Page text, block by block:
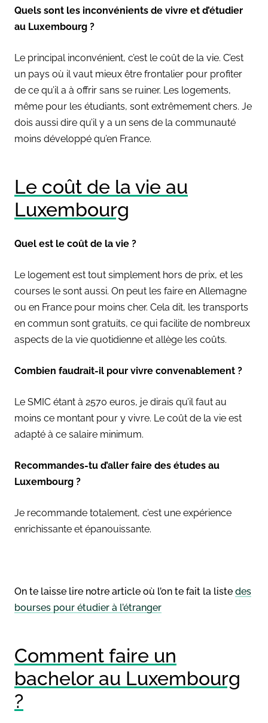
Quels sont les inconvénients de vivre et d’étudier
au Luxembourg ?
Le principal inconvénient, c’est le coût de la vie. C’est
un pays où il vaut mieux être frontalier pour profiter
de ce qu’il a à offrir sans se ruiner. Les logements,
même pour les étudiants, sont extrêmement chers. Je
dois aussi dire qu’il y a un sens de la communauté
moins développé qu’en France.
Le coût de la vie au
Luxembourg
Quel est le coût de la vie ?
Le logement est tout simplement hors de prix, et les
courses le sont aussi. On peut les faire en Allemagne
ou en France pour moins cher. Cela dit, les transports
en commun sont gratuits, ce qui facilite de nombreux
aspects de la vie quotidienne et allège les coûts.
Combien faudrait-il pour vivre convenablement ?
Le SMIC étant à 2570 euros, je dirais qu’il faut au
moins ce montant pour y vivre. Le coût de la vie est
adapté à ce salaire minimum.
Recommandes-tu d’aller faire des études au
Luxembourg ?
Je recommande totalement, c’est une expérience
enrichissante et épanouissante.
On te laisse lire notre article où l’on te fait la liste des
bourses pour étudier à l’étranger
Comment faire un
bachelor au Luxembourg
?